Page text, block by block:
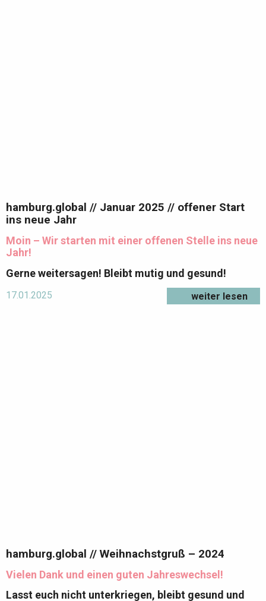
hamburg.global // Januar 2025 // offener Start
ins neue Jahr
Moin – Wir starten mit einer offenen Stelle ins neue
Jahr!
Gerne weitersagen! Bleibt mutig und gesund!
17.01.2025 weiter lesen
hamburg.global // Weihnachstgruß – 2024
Vielen Dank und einen guten Jahreswechsel!
Lasst euch nicht unterkriegen, bleibt gesund und